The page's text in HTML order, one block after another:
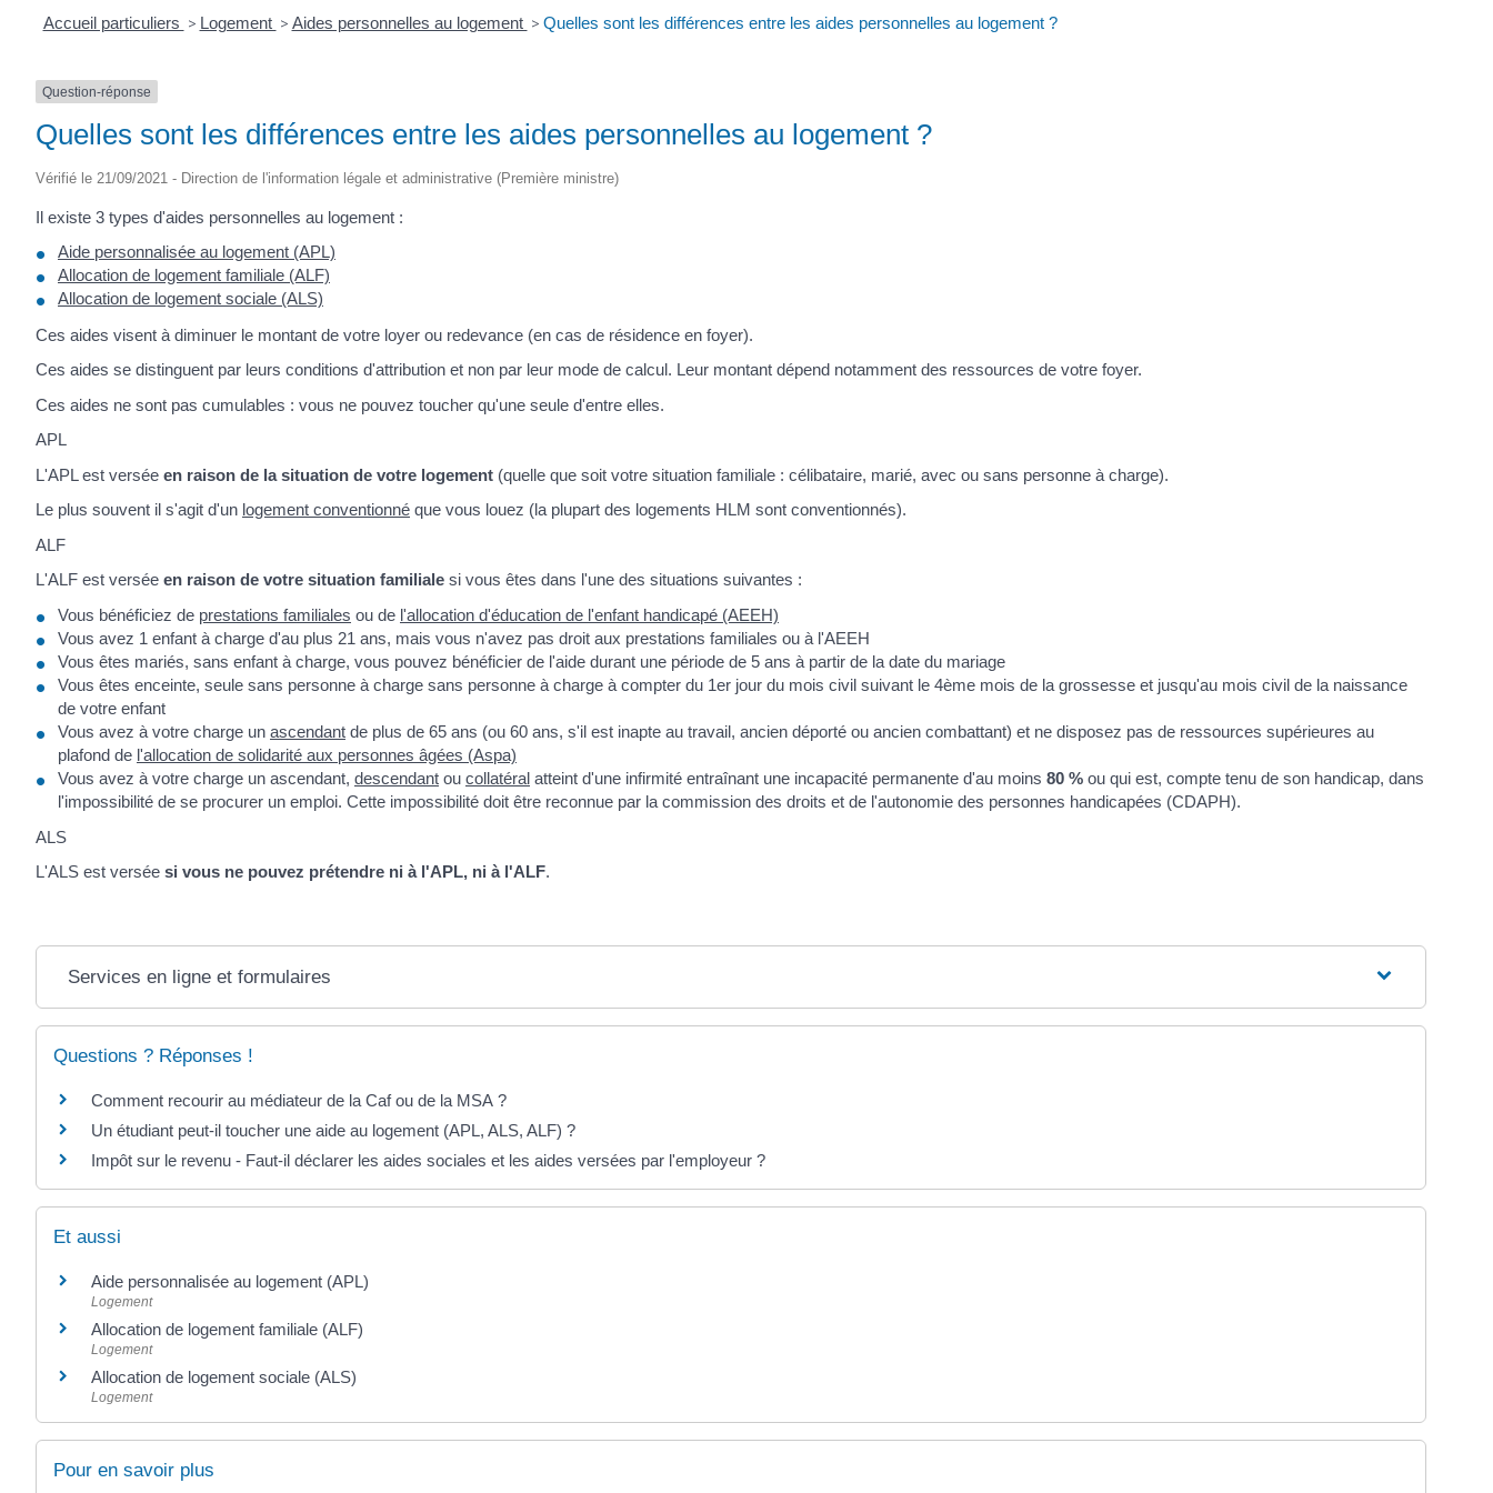
Accueil particuliers > Logement > Aides personnelles au logement > Quelles sont les différences entre les aides personnelles au logement ?
Question-réponse
Quelles sont les différences entre les aides personnelles au logement ?
Vérifié le 21/09/2021 - Direction de l'information légale et administrative (Première ministre)
Il existe 3 types d'aides personnelles au logement :
Aide personnalisée au logement (APL)
Allocation de logement familiale (ALF)
Allocation de logement sociale (ALS)
Ces aides visent à diminuer le montant de votre loyer ou redevance (en cas de résidence en foyer).
Ces aides se distinguent par leurs conditions d'attribution et non par leur mode de calcul. Leur montant dépend notamment des ressources de votre foyer.
Ces aides ne sont pas cumulables : vous ne pouvez toucher qu'une seule d'entre elles.
APL
L'APL est versée en raison de la situation de votre logement (quelle que soit votre situation familiale : célibataire, marié, avec ou sans personne à charge).
Le plus souvent il s'agit d'un logement conventionné que vous louez (la plupart des logements HLM sont conventionnés).
ALF
L'ALF est versée en raison de votre situation familiale si vous êtes dans l'une des situations suivantes :
Vous bénéficiez de prestations familiales ou de l'allocation d'éducation de l'enfant handicapé (AEEH)
Vous avez 1 enfant à charge d'au plus 21 ans, mais vous n'avez pas droit aux prestations familiales ou à l'AEEH
Vous êtes mariés, sans enfant à charge, vous pouvez bénéficier de l'aide durant une période de 5 ans à partir de la date du mariage
Vous êtes enceinte, seule sans personne à charge sans personne à charge à compter du 1er jour du mois civil suivant le 4ème mois de la grossesse et jusqu'au mois civil de la naissance
de votre enfant
Vous avez à votre charge un ascendant de plus de 65 ans (ou 60 ans, s'il est inapte au travail, ancien déporté ou ancien combattant) et ne disposez pas de ressources supérieures au
plafond de l'allocation de solidarité aux personnes âgées (Aspa)
Vous avez à votre charge un ascendant, descendant ou collatéral atteint d'une infirmité entraînant une incapacité permanente d'au moins 80 % ou qui est, compte tenu de son handicap, dans
l'impossibilité de se procurer un emploi. Cette impossibilité doit être reconnue par la commission des droits et de l'autonomie des personnes handicapées (CDAPH).
ALS
L'ALS est versée si vous ne pouvez prétendre ni à l'APL, ni à l'ALF.
Services en ligne et formulaires
Questions ? Réponses !
Comment recourir au médiateur de la Caf ou de la MSA ?
Un étudiant peut-il toucher une aide au logement (APL, ALS, ALF) ?
Impôt sur le revenu - Faut-il déclarer les aides sociales et les aides versées par l'employeur ?
Et aussi
Aide personnalisée au logement (APL)
Logement
Allocation de logement familiale (ALF)
Logement
Allocation de logement sociale (ALS)
Logement
Pour en savoir plus